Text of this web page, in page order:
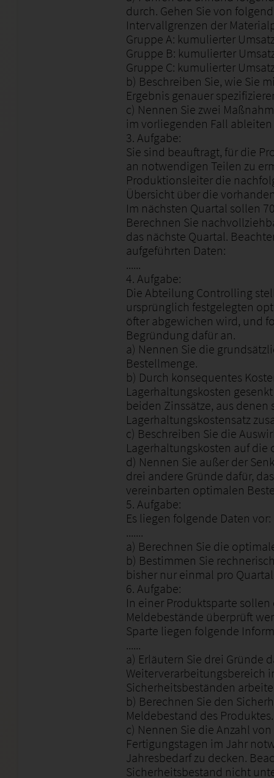
durch. Gehen Sie von
Intervallgrenzen der
Gruppe A: kumulierter
Gruppe B: kumulierter
Gruppe C: kumulierter
b) Beschreiben Sie, wie Sie
Ergebnis genauer
c) Nennen Sie zwei
im vorliegenden Fall
3. Aufgabe:
Sie sind beauftragt, für die
an notwendigen Teilen zu
Produktionsleiter die
Übersicht über die
Im nächsten Quartal sollen
Berechnen Sie
das nächste Quartal.
aufgeführten Daten:
......
4. Aufgabe:
Die Abteilung Controlling
ursprünglich festgelegten
öfter abgewichen wird, und
Begründung dafür an.
a) Nennen Sie die
Bestellmenge.
b) Durch konsequentes
Lagerhaltungskosten
beiden Zinssätze, aus denen
Lagerhaltungskostensatz
c) Beschreiben Sie die
Lagerhaltungskosten auf
d) Nennen Sie außer der
drei andere Gründe dafür,
vereinbarten optimalen
5. Aufgabe:
Es liegen folgende Daten vor:
.......
a) Berechnen Sie die
b) Bestimmen Sie
bisher nur einmal pro
6. Aufgabe:
In einer Produktsparte
Meldebestände überprüft
Sparte liegen folgende
......
a) Erläutern Sie drei Gründe
Weiterverarbeitungsbereich
Sicherheitsbeständen
b) Berechnen Sie den
Meldebestand des Produktes.
c) Nennen Sie die Anzahl
Fertigungstagen im Jahr
Jahresbedarf zu decken.
Sicherheitsbestand nicht